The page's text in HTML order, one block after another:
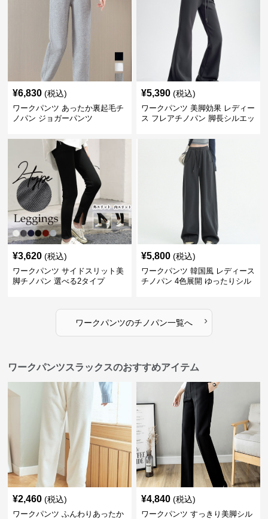
¥6,830 (税込)
ワークパンツ あったか裏起毛チ
ノパン ジョガーパンツ
¥5,390 (税込)
ワークパンツ 美脚効果 レディー
ス フレアチノパン 脚長シルエッ
¥3,620 (税込)
ワークパンツ サイドスリット美
脚チノパン 選べる2タイプ
¥5,800 (税込)
ワークパンツ 韓国風 レディース
チノパン 4色展開 ゆったりシル
ワークパンツのチノパン一覧へ ›
ワークパンツスラックスのおすすめアイテム
¥2,460 (税込)
ワークパンツ ふんわりあったか
¥4,840 (税込)
ワークパンツ すっきり美脚シル